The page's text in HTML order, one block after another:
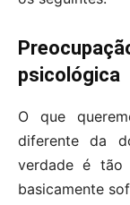
psicológica
O que
diferente da
verdade é tão
basicamente